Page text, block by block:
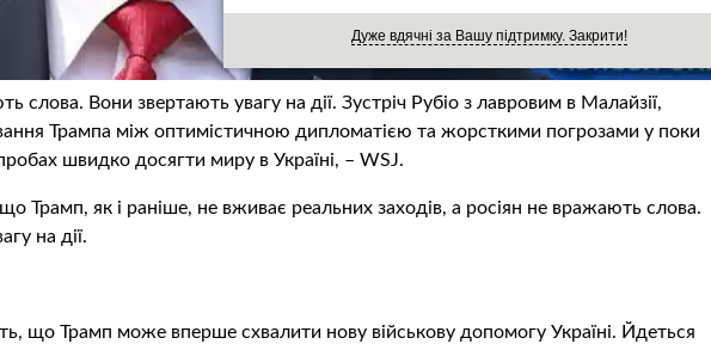
Дуже вдячні за Вашу підтримку. Закрити!
слова. Вони звертають увагу на дії. Зустріч Рубіо з лавровим в Малайзії,
Трампа між оптимістичною дипломатією та жорсткими погрозами у поки
швидко досягти миру в Україні, – WSJ.
Трамп, як і раніше, не вживає реальних заходів, а росіян не вражають слова.
на дії.
що Трамп може вперше схвалити нову військову допомогу Україні. Йдеться